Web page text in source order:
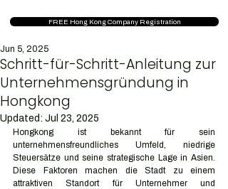
FREE Hong Kong Company Registration
Schritt-für-Schritt-Anleitung zur
Unternehmensgründung in
Hongkong
Jun 5, 2025
Updated: Jul 23, 2025
Hongkong ist bekannt für sein
unternehmensfreundliches Umfeld, niedrige
Steuersätze und seine strategische Lage in Asien.
Diese Faktoren machen die Stadt zu einem
attraktiven Standort für Unternehmer und